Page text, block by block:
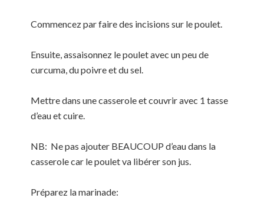
Commencez par faire des incisions sur le poulet.
Ensuite, assaisonnez le poulet avec un peu de
curcuma, du poivre et du sel.
Mettre dans une casserole et couvrir avec 1 tasse
d’eau et cuire.
NB: Ne pas ajouter BEAUCOUP d’eau dans la
casserole car le poulet va libérer son jus.
Préparez la marinade: